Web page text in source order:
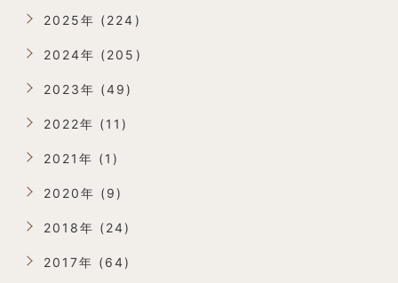
2025年 (224)
2024年 (205)
2023年 (49)
2022年 (11)
2021年 (1)
2020年 (9)
2018年 (24)
2017年 (64)